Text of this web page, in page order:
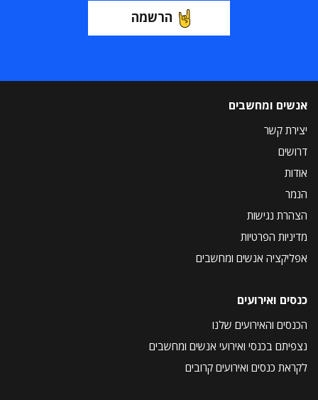
הרשמה
אנשים ומחשבים
יצירת קשר
דרושים
אודות
הנמר
הצהרת נגישות
מדיניות הפרטיות
אפליקציה אנשים ומחשבים
כנסים ואירועים
הכנסים והאירועים שלנו
נצפיתם בכנסי ואירועי אנשים ומחשבים
לקראת כנסים ואירועים קרובים